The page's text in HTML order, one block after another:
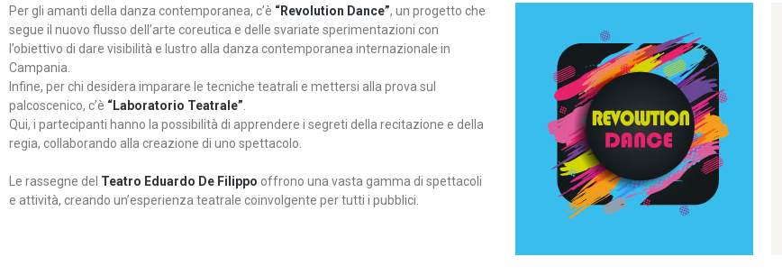
Per gli amanti della danza contemporanea, c’è “Revolution Dance”, un progetto che
segue il nuovo flusso dell’arte coreutica e delle svariate sperimentazioni con
l’obiettivo di dare visibilità e lustro alla danza contemporanea internazionale in
Campania.
Infine, per chi desidera imparare le tecniche teatrali e mettersi alla prova sul
palcoscenico, c’è “Laboratorio Teatrale”
Qui, i partecipanti hanno la possibilità di apprendere i segreti della recitazione e della
regia, collaborando alla creazione di uno spettacolo.
Le rassegne del Teatro Eduardo De Filippo offrono una vasta gamma di spettacoli
e attività, creando un’esperienza teatrale coinvolgente per tutti i pubblici.
Revolution Dance
Rassegna di danza
contemporanea – I Edizione
Continua